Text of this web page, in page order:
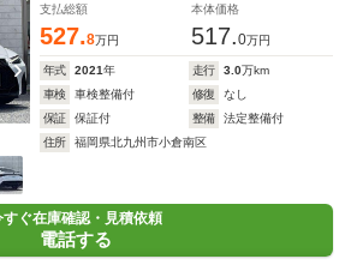
支払総額
527.8万円
本体価格
517.0万円
年式 2021年 走行 3.0万km
車検
車検整備付 修復
なし
保証
保証付 整備
法定整備付
住所
福岡県北九州市小倉南区
すぐ在庫確認・見積依頼
電話する